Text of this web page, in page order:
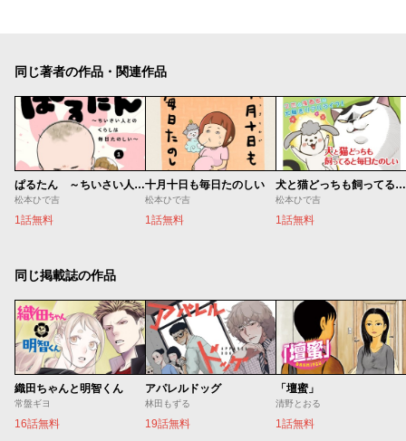
同じ著者の作品・関連作品
ぱるたん ～ちいさい人とのくらしは毎日たのしい～
松本ひで吉
1話無料
十月十日も毎日たのしい
松本ひで吉
1話無料
犬と猫どっちも飼ってると毎日たのしい
松本ひで吉
1話無料
同じ掲載誌の作品
織田ちゃんと明智くん
常盤ギヨ
16話無料
アパレルドッグ
林田もずる
19話無料
「壇蜜」
清野とおる
1話無料